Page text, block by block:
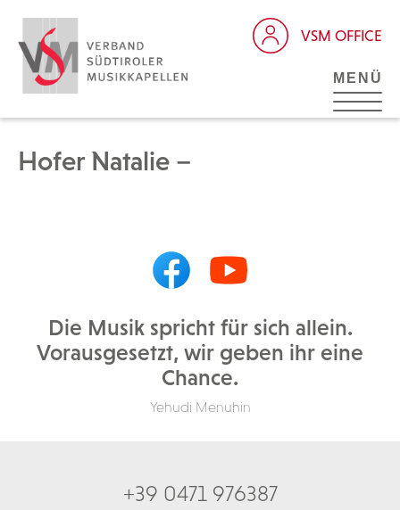
VSM OFFICE
MENÜ
Hofer Natalie –
Die Musik spricht für sich allein.
Vorausgesetzt, wir geben ihr eine
Chance.
Yehudi Menuhin
+39 0471 976387